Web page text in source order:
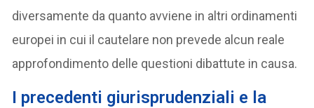
diversamente da quanto avviene in altri ordinamenti
europei in cui il cautelare non prevede alcun reale
approfondimento delle questioni dibattute in causa.
I precedenti giurisprudenziali e la